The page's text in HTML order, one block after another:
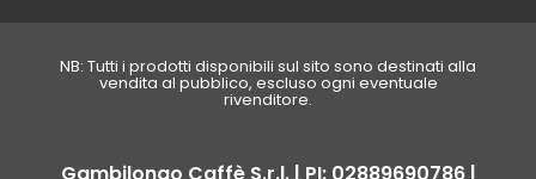
NB: Tutti i prodotti disponibili sul sito sono destinati alla
vendita al pubblico, escluso ogni eventuale
rivenditore.